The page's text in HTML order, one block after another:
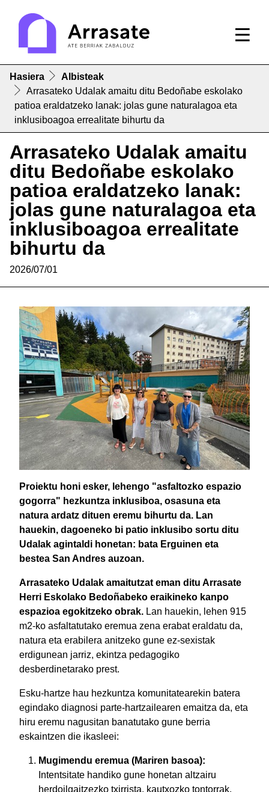
Hasiera
Albisteak
Arrasateko Udalak amaitu ditu Bedoñabe eskolako
patioa eraldatzeko lanak: jolas gune naturalagoa eta
inklusiboagoa errealitate bihurtu da
Arrasateko Udalak amaitu
ditu Bedoñabe eskolako
patioa eraldatzeko lanak:
jolas gune naturalagoa eta
inklusiboagoa errealitate
bihurtu da
2026/07/01
Proiektu honi esker, lehengo "asfaltozko espazio
gogorra" hezkuntza inklusiboa, osasuna eta
natura ardatz dituen eremu bihurtu da. Lan
hauekin, dagoeneko bi patio inklusibo sortu ditu
Udalak agintaldi honetan: bata Erguinen eta
bestea San Andres auzoan.
Arrasateko Udalak amaitutzat eman ditu Arrasate
Herri Eskolako Bedoñabeko eraikineko kanpo
espazioa egokitzeko obrak. Lan hauekin, lehen 915
m2-ko asfaltatutako eremua zena erabat eraldatu da,
natura eta erabilera anitzeko gune ez-sexistak
erdigunean jarriz, ekintza pedagogiko
desberdinetarako prest.
Esku-hartze hau hezkuntza komunitatearekin batera
egindako diagnosi parte-hartzailearen emaitza da, eta
hiru eremu nagusitan banatutako gune berria
eskaintzen die ikasleei:
Mugimendu eremua (Mariren basoa):
Intentsitate handiko gune honetan altzairu
herdoilgaitzezko txirrista, kautxozko tontorrak,